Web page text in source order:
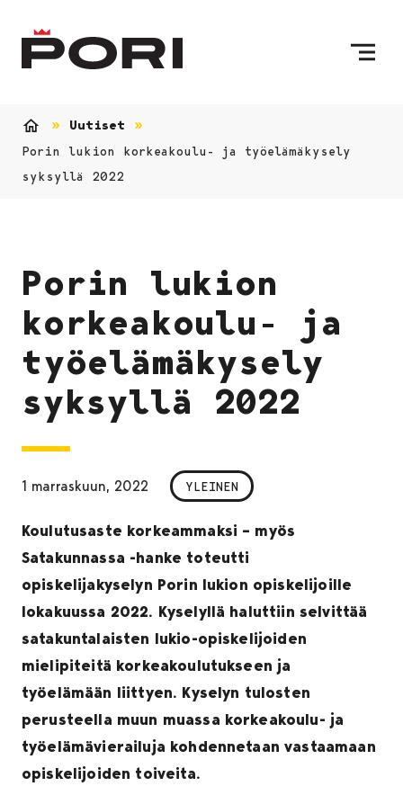
Uutiset
Porin lukion korkeakoulu- ja työelämäkysely
syksyllä 2022
Porin lukion
korkeakoulu- ja
työelämäkysely
syksyllä 2022
1 marraskuun, 2022 YLEINEN
Koulutusaste korkeammaksi – myös
Satakunnassa -hanke toteutti
opiskelijakyselyn Porin lukion opiskelijoille
lokakuussa 2022. Kyselyllä haluttiin selvittää
satakuntalaisten lukio-opiskelijoiden
mielipiteitä korkeakoulutukseen ja
työelämään liittyen. Kyselyn tulosten
perusteella muun muassa korkeakoulu- ja
työelämävierailuja kohdennetaan vastaamaan
opiskelijoiden toiveita.